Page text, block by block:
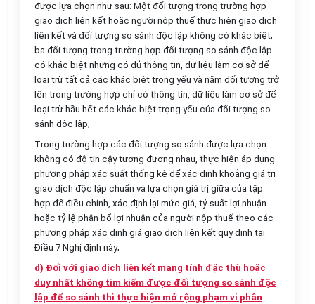
được lựa chọn như sau: Một đối tượng trong trường hợp
giao dịch liên kết hoặc người nộp thuế thực hiện giao dịch
liên kết và đối tượng so sánh độc lập không có khác biệt;
ba đối tượng trong trường hợp đối tượng so sánh độc lập
có khác biệt nhưng có đủ thông tin, dữ liệu làm cơ sở để
loại trừ tất cả các khác biệt trọng yếu và năm đối tượng trở
lên trong trường hợp chỉ có thông tin, dữ liệu làm cơ sở để
loại trừ hầu hết các khác biệt trọng yếu của đối tượng so
sánh độc lập;
Trong trường hợp các đối tượng so sánh được lựa chọn
không có độ tin cậy tương đương nhau, thực hiện áp dụng
phương pháp xác suất thống kê để xác định khoảng giá trị
giao dịch độc lập chuẩn và lựa chọn giá trị giữa của tập
hợp để điều chỉnh, xác định lại mức giá, tỷ suất lợi nhuận
hoặc tỷ lệ phân bổ lợi nhuận của người nộp thuế theo các
phương pháp xác định giá giao dịch liên kết quy định tại
Điều 7 Nghị định này;
d) Đối với giao dịch liên kết mang tính đặc thù hoặc
duy nhất không tìm kiếm được đối tượng so sánh độc
lập để so sánh thì thực hiện mở rộng phạm vi phân